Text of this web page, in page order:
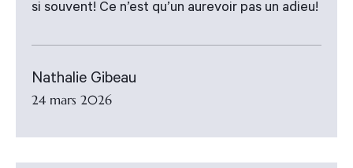
si souvent! Ce n’est qu’un aurevoir pas un adieu!
Nathalie Gibeau
24 mars 2026